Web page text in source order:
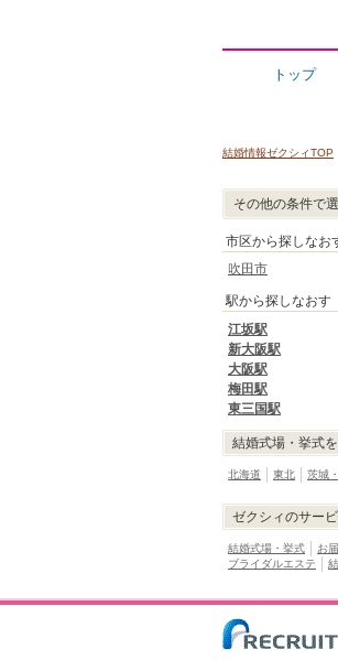
トップ
結婚情報ゼクシィTOP
その他の条件で
市区から探しなお
吹田市
駅から探しなおす
江坂駅
新大阪駅
大阪駅
梅田駅
東三国駅
結婚式場・挙式
北海道 東北 茨城
ゼクシィのサー
結婚式場・挙式 お
ブライダルエステ